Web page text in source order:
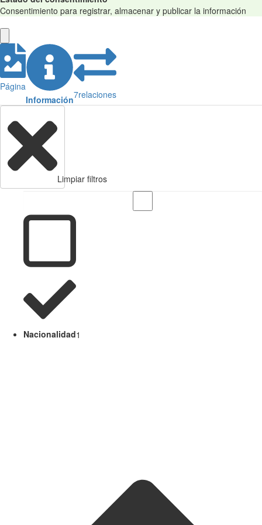
Consentimiento para registrar, almacenar y publicar la información
Página
Información7relaciones
Limpiar filtros
Nacionalidad1